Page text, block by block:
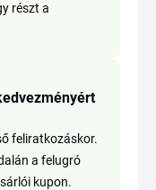
részt a
feliratkozáskor.
a felugró
kupon.